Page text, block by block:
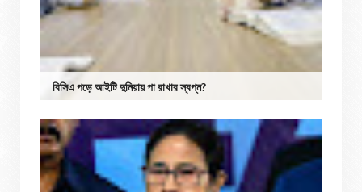
বিসিএ পড়ে আইটি দুনিয়ায় পা রাখার স্বপ্ন?